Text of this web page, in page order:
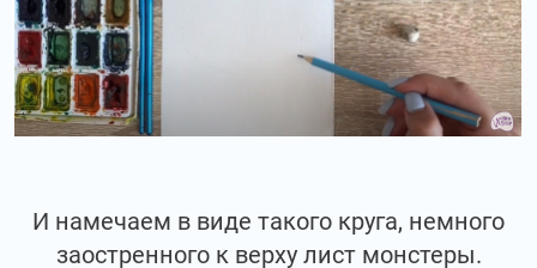
И намечаем в виде такого круга, немного
заостренного к верху лист монстеры.